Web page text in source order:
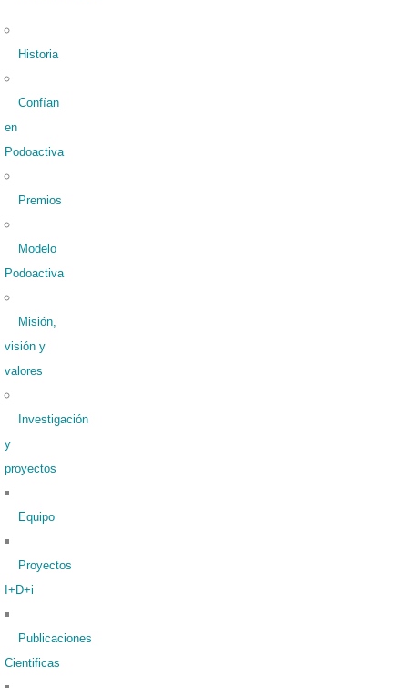
Historia
Confían
en
Podoactiva
Premios
Modelo
Podoactiva
Misión,
visión y
valores
Investigación
y
proyectos
Equipo
Proyectos
I+D+i
Publicaciones
Cientificas